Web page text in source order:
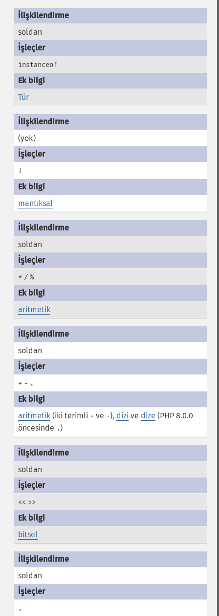
soldan
instanceof
Tür
(yok)
!
mantıksal
soldan
* / %
aritmetik
soldan
+ - .
aritmetik(iki terimli + ve -), dizi ve dize (PHP 8.0.0
öncesinde .)
soldan
<< >>
bitsel
soldan
.